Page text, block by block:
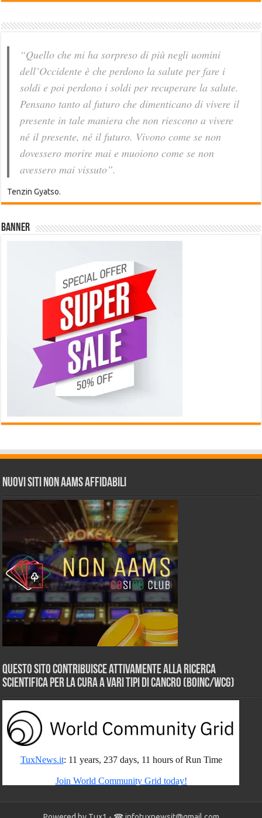
“Quello che mi ha sorpreso di più negli uomini
dell’Occidente è che perdono la salute per fare i
soldi e poi perdono i soldi per recuperare la salute.
Pensano tanto al futuro che dimenticano di vivere il
presente in tale maniera che non riescono a vivere
né il presente, né il futuro. Vivono come se non
dovessero morire mai e muoiono come se non
avessero mai vissuto”.
Tenzin Gyatso.
Banner
Nuovi siti non AAMS affidabili
Questo sito contribuisce attivamente alla ricerca
scientifica per la cura a vari tipi di Cancro (BOINC/WCG)